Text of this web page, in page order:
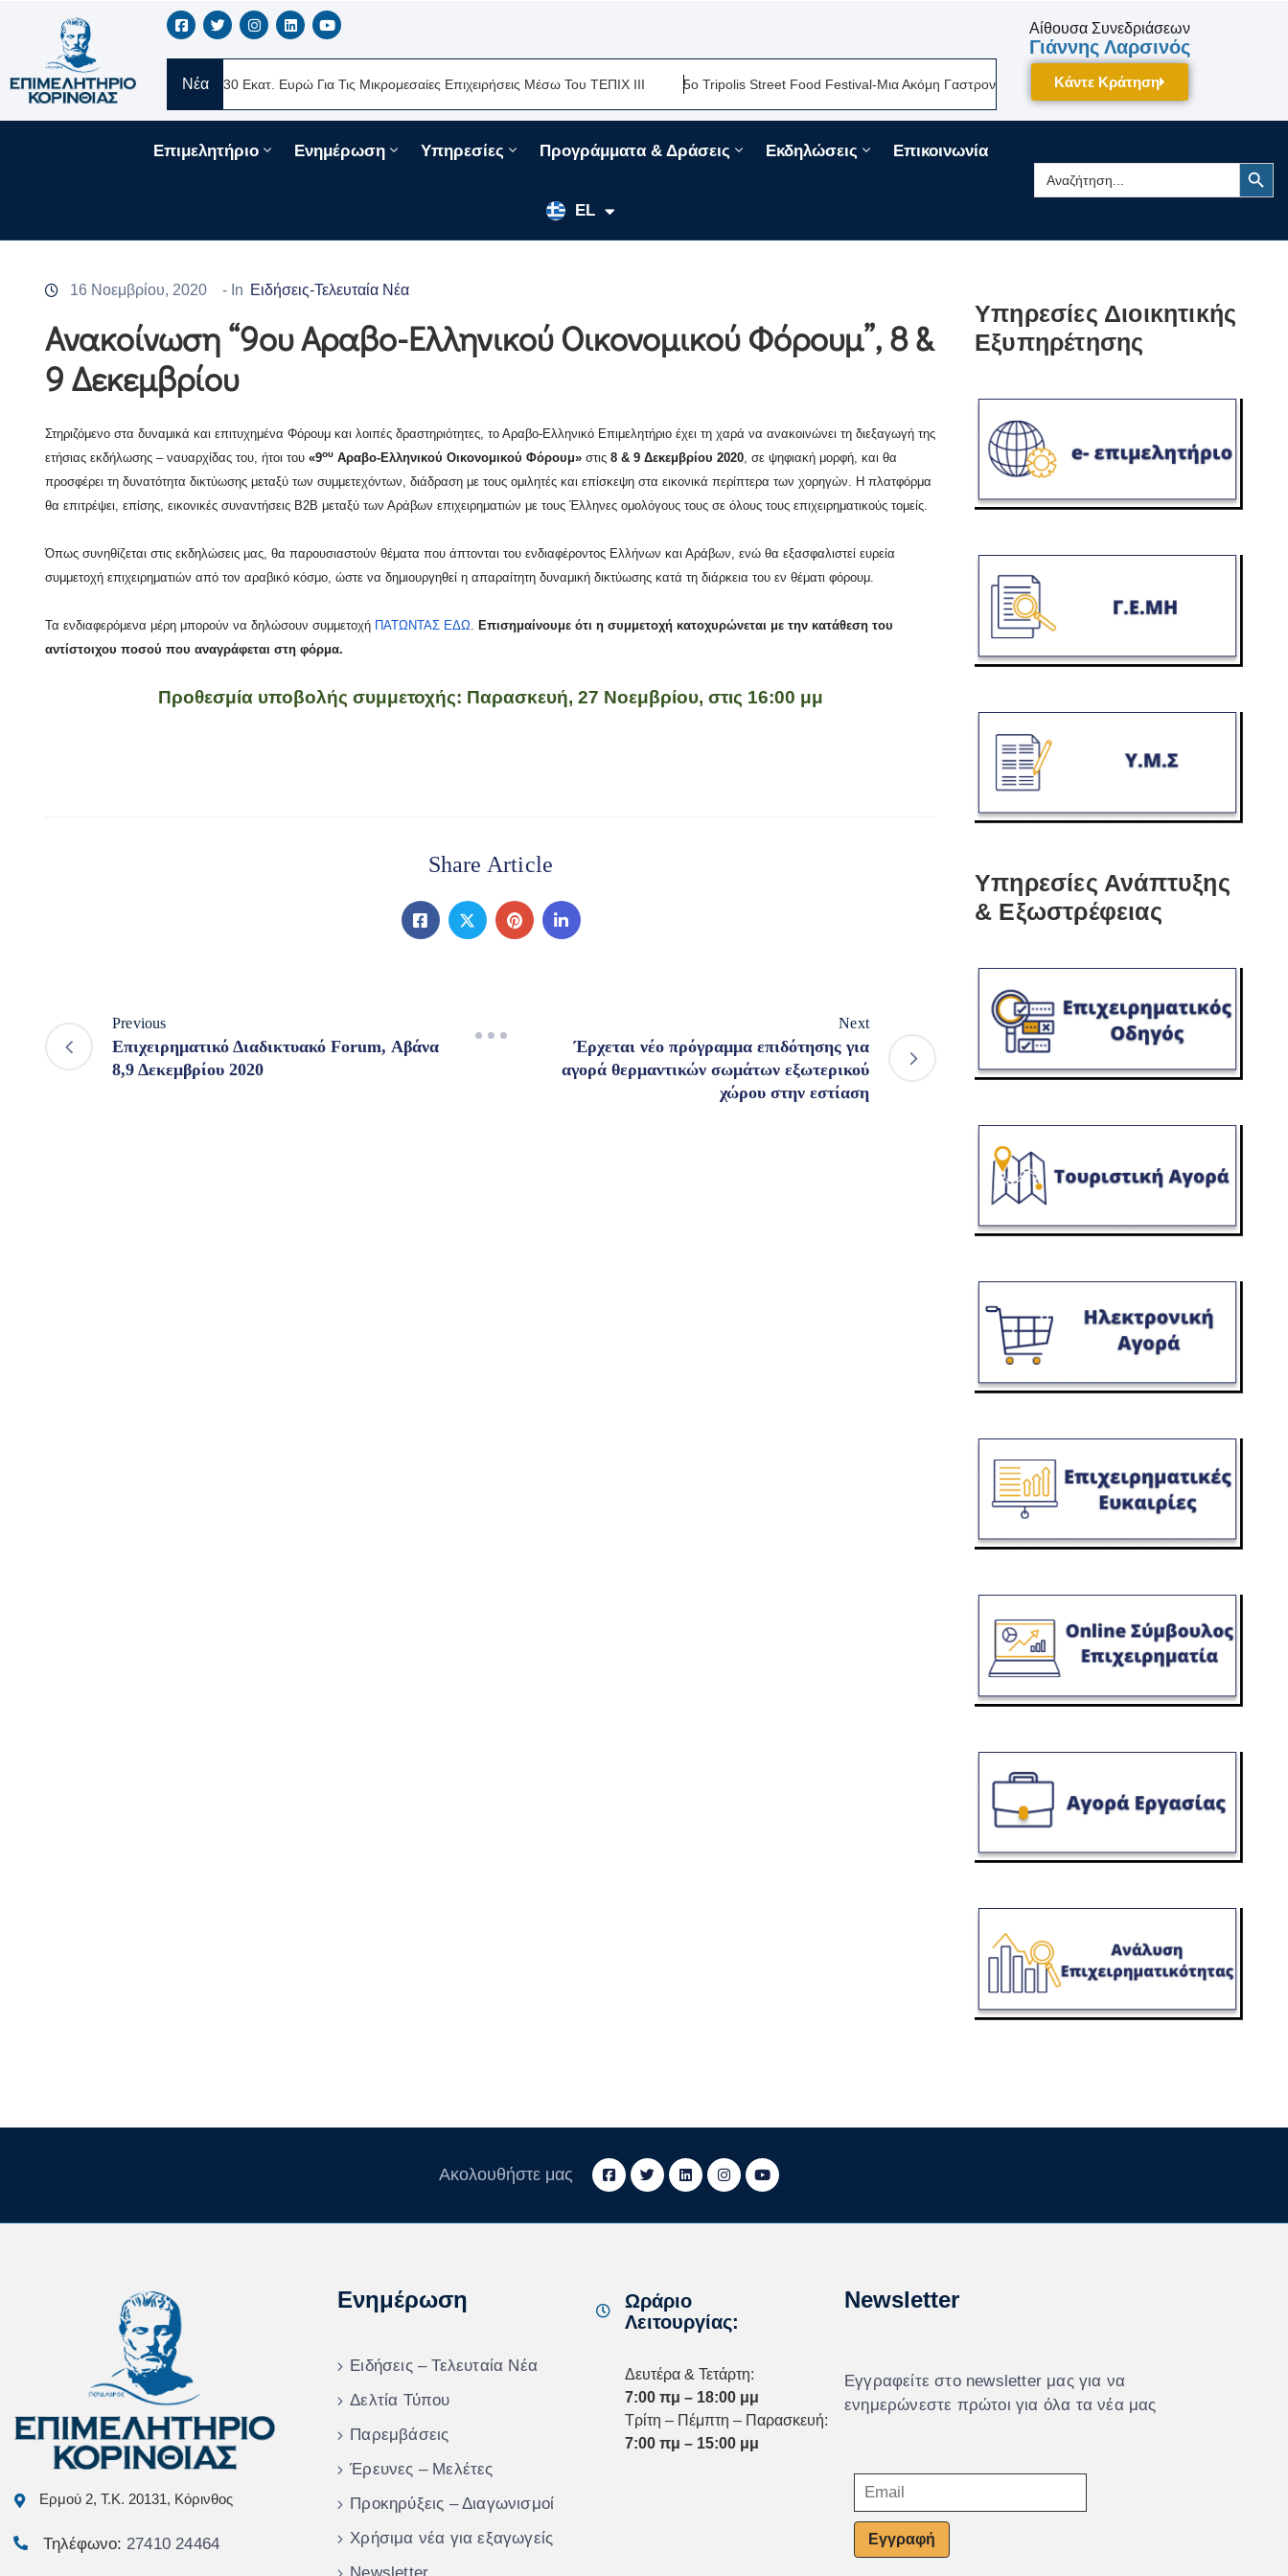
Νέα
Ελλάς Νέα Δάνεια 330 Εκατ. Ευρώ Για Τις Μικρομεσαίες Επιχειρήσεις Μέσω Του ΤΕΠΙΧ ΙΙΙ 5ο Tripolis Street Food Festival-Μια Ακόμη Γαστρονομική Γιορτή Της Πελοποννήσου Δίνει Ραντεβού Τον
Αίθουσα Συνεδριάσεων
Γιάννης Λαρσινός
Κάντε Κράτηση
Επιμελητήριο Ενημέρωση Υπηρεσίες Προγράμματα & Δράσεις Εκδηλώσεις Επικοινωνία
EL
EN
FR
Search
for:
Search Button
16 Νοεμβρίου, 2020 - In Ειδήσεις-Τελευταία Νέα
Ανακοίνωση “9ου Αραβο-Ελληνικού Οικονομικού Φόρουμ”, 8 &
9 Δεκεμβρίου
Στηριζόμενο στα δυναμικά και επιτυχημένα Φόρουμ και λοιπές δραστηριότητες, το Αραβο-Ελληνικό Επιμελητήριο έχει τη χαρά να ανακοινώνει τη διεξαγωγή της
ετήσιας εκδήλωσης – ναυαρχίδας του, ήτοι του «9ου Αραβο-Ελληνικού Οικονομικού Φόρουμ» στις 8 & 9 Δεκεμβρίου 2020, σε ψηφιακή μορφή, και θα
προσφέρει τη δυνατότητα δικτύωσης μεταξύ των συμμετεχόντων, διάδραση με τους ομιλητές και επίσκεψη στα εικονικά περίπτερα των χορηγών. Η πλατφόρμα
θα επιτρέψει, επίσης, εικονικές συναντήσεις Β2Β μεταξύ των Αράβων επιχειρηματιών με τους Έλληνες ομολόγους τους σε όλους τους επιχειρηματικούς τομείς.
Όπως συνηθίζεται στις εκδηλώσεις μας, θα παρουσιαστούν θέματα που άπτονται του ενδιαφέροντος Ελλήνων και Αράβων, ενώ θα εξασφαλιστεί ευρεία
συμμετοχή επιχειρηματιών από τον αραβικό κόσμο, ώστε να δημιουργηθεί η απαραίτητη δυναμική δικτύωσης κατά τη διάρκεια του εν θέματι φόρουμ.
Τα ενδιαφερόμενα μέρη μπορούν να δηλώσουν συμμετοχή ΠΑΤΩΝΤΑΣ ΕΔΩ. Επισημαίνουμε ότι η συμμετοχή κατοχυρώνεται με την κατάθεση του
αντίστοιχου ποσού που αναγράφεται στη φόρμα.
Προθεσμία υποβολής συμμετοχής: Παρασκευή, 27 Νοεμβρίου, στις 16:00 μμ
Share Article
Previous
Επιχειρηματικό Διαδικτυακό Forum, Αβάνα
8,9 Δεκεμβρίου 2020
Next
Έρχεται νέο πρόγραμμα επιδότησης για
αγορά θερμαντικών σωμάτων εξωτερικού
χώρου στην εστίαση
Υπηρεσίες Διοικητικής
Εξυπηρέτησης
Υπηρεσίες Ανάπτυξης
& Εξωστρέφειας
Ακολουθήστε μας
Ερμού 2, Τ.Κ. 20131, Κόρινθος
Τηλέφωνο: 27410 24464
Ενημέρωση
Ειδήσεις – Τελευταία Νέα
Δελτία Τύπου
Παρεμβάσεις
Έρευνες – Μελέτες
Προκηρύξεις – Διαγωνισμοί
Χρήσιμα νέα για εξαγωγείς
Ωράριο
Λειτουργίας:
Δευτέρα & Τετάρτη:
7:00 πμ – 18:00 μμ
Τρίτη – Πέμπτη – Παρασκευή:
7:00 πμ – 15:00 μμ
Newsletter
Εγγραφείτε στο newsletter μας για να
ενημερώνεστε πρώτοι για όλα τα νέα μας
Εγγραφή